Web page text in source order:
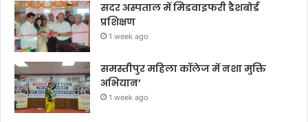
सदर अस्पताल में मिडवाइफरी डैशबोर्ड
प्रशिक्षण
1 week ago
समस्तीपुर महिला कॉलेज में नशा मुक्ति
अभियान’
1 week ago